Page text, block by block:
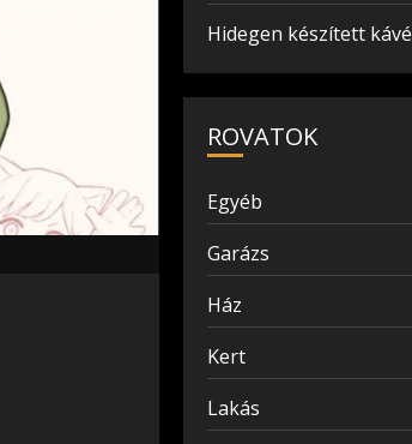
Hidegen készített kávé
ROVATOK
Egyéb
Garázs
Ház
Kert
Lakás